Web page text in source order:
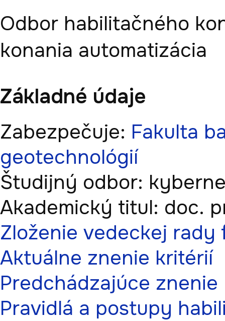
Odbor habilitačného
konania automatizácia
Základné údaje
Zabezpečuje: Fakulta
geotechnológií
Študijný odbor:
Akademický titul: doc.
Zloženie vedeckej rady
Aktuálne znenie kritérií
Predchádzajúce
Pravidlá a postupy